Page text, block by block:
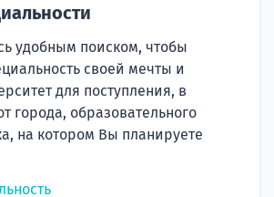
удобным поиском, чтобы
своей мечты и
для поступления, в
города, образовательного
на котором Вы планируете